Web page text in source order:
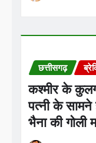
छत्तीसगढ़
कश्मीर के
पत्नी के
भैना की गोली